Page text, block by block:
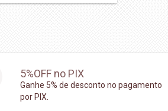
5%OFF no PIX
Ganhe 5% de desconto no pagamento
por PIX.